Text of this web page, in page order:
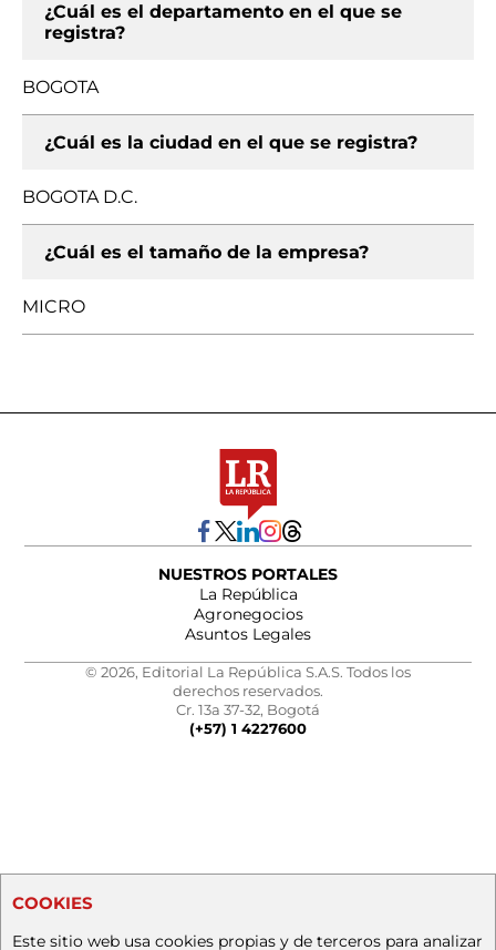
¿Cuál es el departamento en el que se
registra?
BOGOTA
¿Cuál es la ciudad en el que se registra?
BOGOTA D.C.
¿Cuál es el tamaño de la empresa?
MICRO
NUESTROS PORTALES
La República
Agronegocios
Asuntos Legales
© 2026, Editorial La República S.A.S. Todos los
derechos reservados.
Cr. 13a 37-32, Bogotá
(+57) 1 4227600
COOKIES
Este sitio web usa cookies propias y de terceros para analizar